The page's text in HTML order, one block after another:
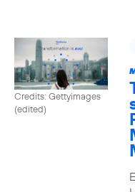
Credits: Gettyimages
(edited)